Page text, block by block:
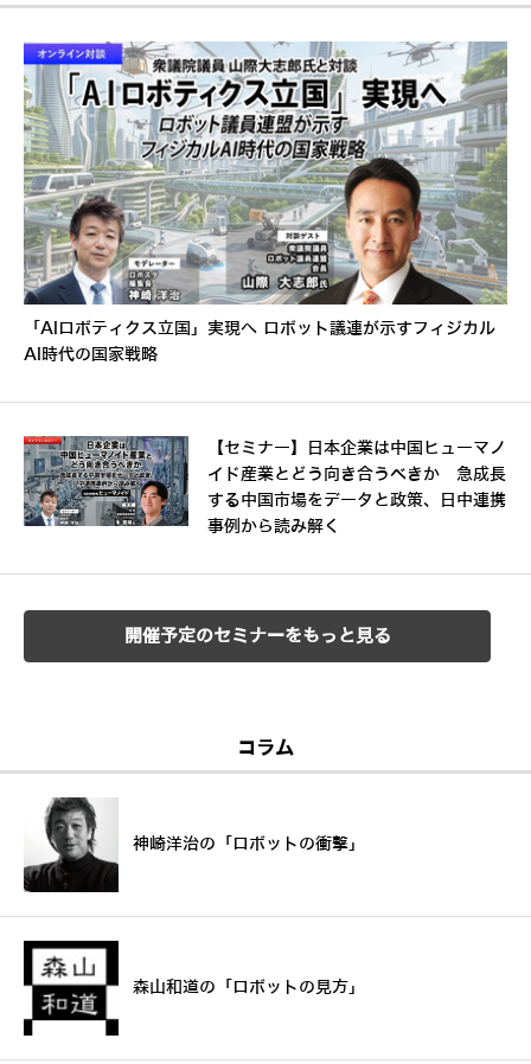
「AIロボティクス立国」実現へ ロボット議連が示すフィジカル
AI時代の国家戦略
【セミナー】日本企業は中国ヒューマノ
イド産業とどう向き合うべきか 急成長
する中国市場をデータと政策、日中連携
事例から読み解く
開催予定のセミナーをもっと見る
コラム
神崎洋治の「ロボットの衝撃」
森山和道の「ロボットの見方」